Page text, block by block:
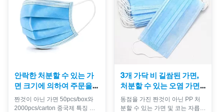
제안할 수 있습니다 조정하십시
오 코 막대기는 뿐만 아니라 비용
을 저장할 수 있는, 플라스틱과 알
루미늄에 의해 또한 더 안락한 합
니다 정밀하고 연약한 물자는 피
부를 자극하지 않으며, 효과적으
제안할 수 있습니다 조정하십시
오 코 막대기는 뿐만 아니라 비용
을 저장할 수 있는, 플라스틱과 알
루미늄에 의해 또한 더 안락한 합
니다 정밀하고 연약한 물자는 피
부를 자극하지 않으며, 효과적...
안락한 처분할 수 있는 가
면 크기에 의하여 주문을
받아서 만들어지는 비 길쌈
된 물자
짠것이 아닌 가면 50pcs/box와
2000pcs/carton 중국제 특징 비
3개 가닥 비 길쌈된 가면,
처분할 수 있는 오염 가면
낮은 호흡 저항
동점을 가진 짠것이 아닌 PP 처
분할 수 있는 가면 및 코는 자릅니